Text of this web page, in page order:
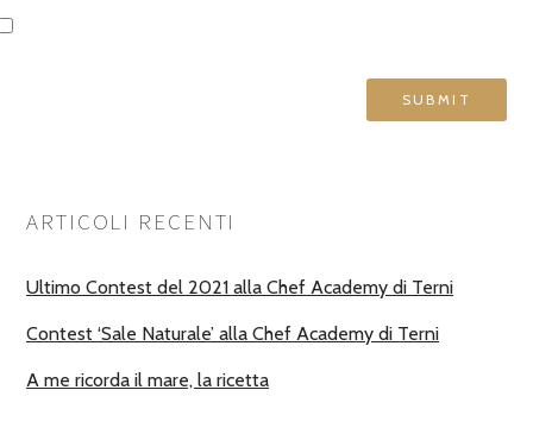
ARTICOLI RECENTI
Ultimo Contest del 2021 alla Chef Academy di Terni
Contest ‘Sale Naturale’ alla Chef Academy di Terni
A me ricorda il mare, la ricetta